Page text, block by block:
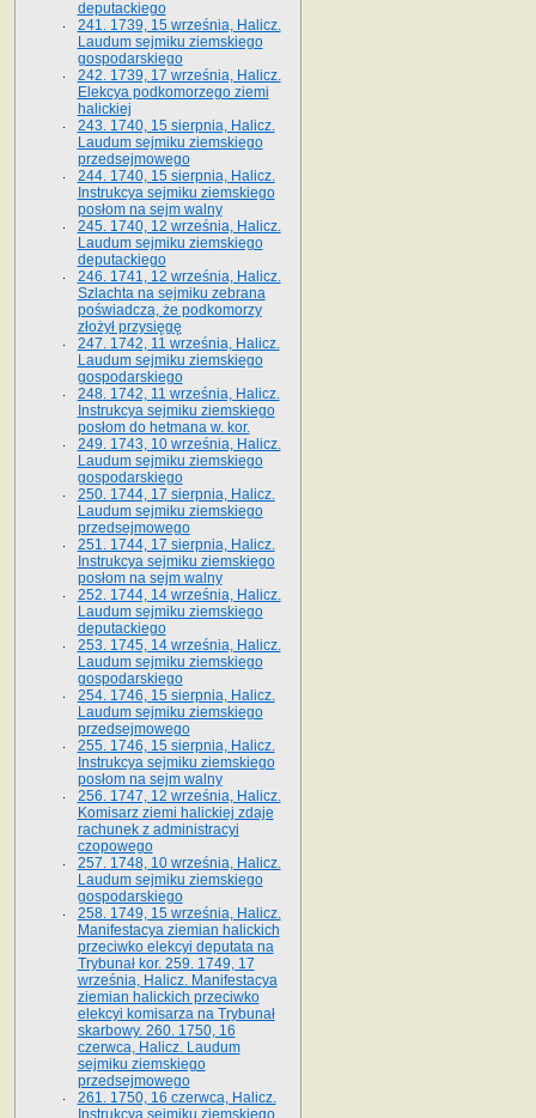
deputackiego
241. 1739, 15 września, Halicz.
Laudum sejmiku ziemskiego
gospodarskiego
242. 1739, 17 września, Halicz.
Elekcya podkomorzego ziemi
halickiej
243. 1740, 15 sierpnia, Halicz.
Laudum sejmiku ziemskiego
przedsejmowego
244. 1740, 15 sierpnia, Halicz.
Instrukcya sejmiku ziemskiego
posłom na sejm walny
245. 1740, 12 września, Halicz.
Laudum sejmiku ziemskiego
deputackiego
246. 1741, 12 września, Halicz.
Szlachta na sejmiku zebrana
poświadcza, że podkomorzy
złożył przysięgę
247. 1742, 11 września, Halicz.
Laudum sejmiku ziemskiego
gospodarskiego
248. 1742, 11 września, Halicz.
Instrukcya sejmiku ziemskiego
posłom do hetmana w. kor.
249. 1743, 10 września, Halicz.
Laudum sejmiku ziemskiego
gospodarskiego
250. 1744, 17 sierpnia, Halicz.
Laudum sejmiku ziemskiego
przedsejmowego
251. 1744, 17 sierpnia, Halicz.
Instrukcya sejmiku ziemskiego
posłom na sejm walny
252. 1744, 14 września, Halicz.
Laudum sejmiku ziemskiego
deputackiego
253. 1745, 14 września, Halicz.
Laudum sejmiku ziemskiego
gospodarskiego
254. 1746, 15 sierpnia, Halicz.
Laudum sejmiku ziemskiego
przedsejmowego
255. 1746, 15 sierpnia, Halicz.
Instrukcya sejmiku ziemskiego
posłom na sejm walny
256. 1747, 12 września, Halicz.
Komisarz ziemi halickiej zdaje
rachunek z administracyi
czopowego
257. 1748, 10 września, Halicz.
Laudum sejmiku ziemskiego
gospodarskiego
258. 1749, 15 września, Halicz.
Manifestacya ziemian halickich
przeciwko elekcyi deputata na
Trybunał kor. 259. 1749, 17
września, Halicz. Manifestacya
ziemian halickich przeciwko
elekcyi komisarza na Trybunał
skarbowy. 260. 1750, 16
czerwca, Halicz. Laudum
sejmiku ziemskiego
przedsejmowego
261. 1750, 16 czerwca, Halicz.
Instrukcya sejmiku ziemskiego